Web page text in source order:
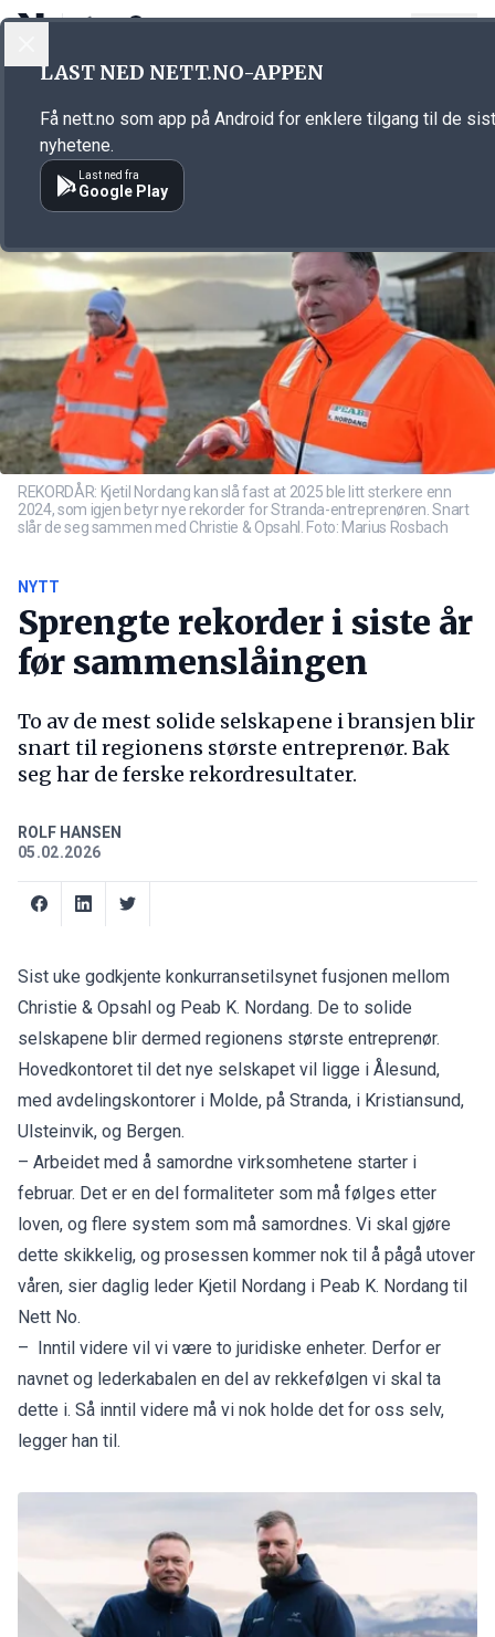
Annonsørinnhold
REKORDÅR: Kjetil Nordang kan slå fast at 2025 ble litt sterkere enn
2024, som igjen betyr nye rekorder for Stranda-entreprenøren. Snart
slår de seg sammen med Christie & Opsahl. Foto: Marius Rosbach
NYTT
Sprengte rekorder i siste år
før sammenslåingen
To av de mest solide selskapene i bransjen blir
snart til regionens største entreprenør. Bak
seg har de ferske rekordresultater.
ROLF HANSEN
05.02.2026
Sist uke godkjente konkurransetilsynet fusjonen mellom
Christie & Opsahl og Peab K. Nordang. De to solide
selskapene blir dermed regionens største entreprenør.
Hovedkontoret til det nye selskapet vil ligge i Ålesund,
med avdelingskontorer i Molde, på Stranda, i Kristiansund,
Ulsteinvik, og Bergen.
– Arbeidet med å samordne virksomhetene starter i
februar. Det er en del formaliteter som må følges etter
loven, og flere system som må samordnes. Vi skal gjøre
dette skikkelig, og prosessen kommer nok til å pågå utover
våren, sier daglig leder Kjetil Nordang i Peab K. Nordang til
Nett No.
– Inntil videre vil vi være to juridiske enheter. Derfor er
navnet og lederkabalen en del av rekkefølgen vi skal ta
dette i. Så inntil videre må vi nok holde det for oss selv,
legger han til.
LAST NED NETT.NO-APPEN
Få nett.no som app på Android for enklere tilgang til de
nyhetene.
Last ned fra
Google Play